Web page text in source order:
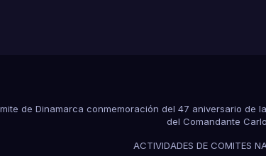
de Dinamarca conmemoración del 47 aniversario de
del Comandante
ACTIVIDADES DE COMITES